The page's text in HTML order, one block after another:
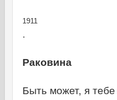
1911
.
Раковина
Быть может, я